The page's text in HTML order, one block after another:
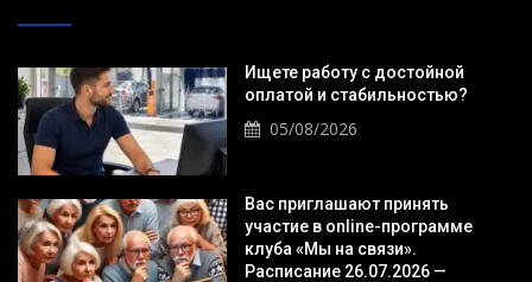
Ищете работу с достойной
оплатой и стабильностью?
05/08/2026
Вас приглашают принять
участие в online-программе
клуба «Мы на связи».
Расписание 26.07.2026 —